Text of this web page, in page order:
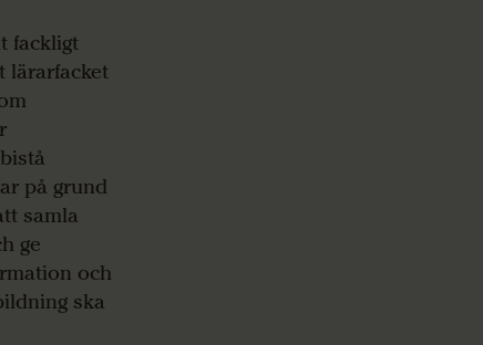
fackligt
lärarfacket
på grund
samla
ge
och
ska